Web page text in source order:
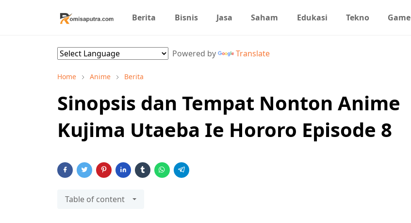
Berita Bisnis Jasa Saham Edukasi Tekno Game
Powered by Translate
Home Anime Berita
Sinopsis dan Tempat Nonton Anime
Kujima Utaeba Ie Hororo Episode 8
Table of content